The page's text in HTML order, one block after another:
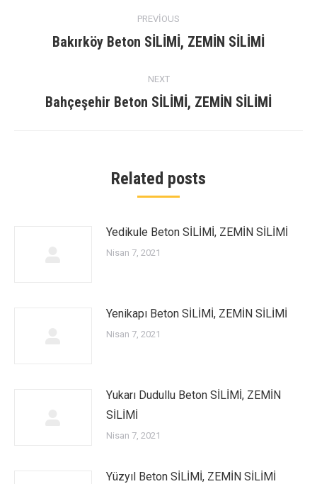
navigation
PREVIOUS
Previous
Bakırköy Beton SİLİMİ, ZEMİN SİLİMİ
NEXT
Next
Bahçeşehir Beton SİLİMİ, ZEMİN SİLİMİ
Related posts
Yedikule Beton SİLİMİ, ZEMİN SİLİMİ
Nisan 7, 2021
Yenikapı Beton SİLİMİ, ZEMİN SİLİMİ
Nisan 7, 2021
Yukarı Dudullu Beton SİLİMİ, ZEMİN
SİLİMİ
Nisan 7, 2021
Yüzyıl Beton SİLİMİ, ZEMİN SİLİMİ